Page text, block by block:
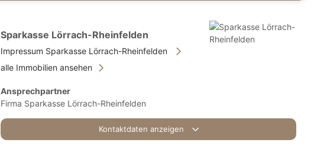
Sparkasse Lörrach-Rheinfelden
Impressum Sparkasse Lörrach-Rheinfelden
alle Immobilien ansehen
Ansprechpartner
Firma Sparkasse Lörrach-Rheinfelden
Kontaktdaten anzeigen